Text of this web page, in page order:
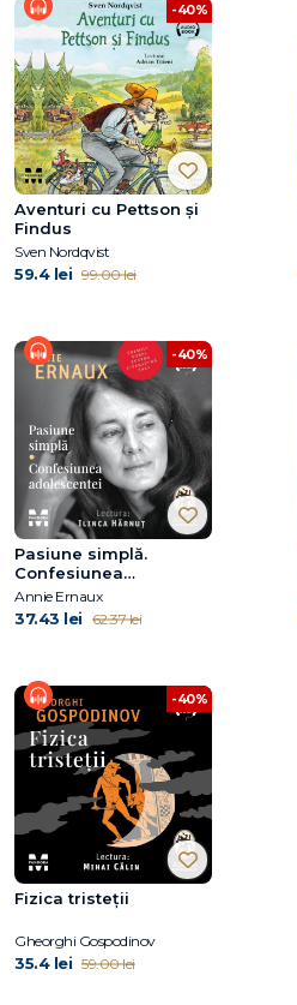
-40%
Aventuri cu Pettson și
Findus
Sven Nordqvist
59.4 lei 99.00 lei
-40%
Pasiune simplă.
Confesiunea
adolescentei
Annie Ernaux
37.43 lei 62.37 lei
-40%
Fizica tristeții
Gheorghi Gospodinov
35.4 lei 59.00 lei